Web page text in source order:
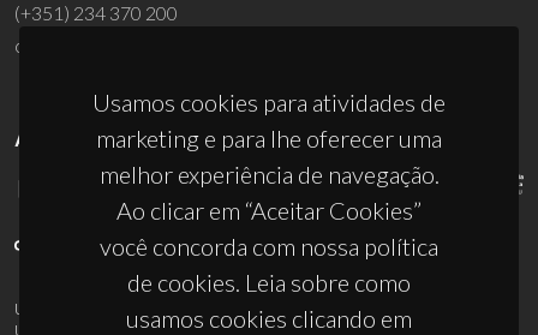
Usamos cookies para atividades de
marketing e para lhe oferecer uma
melhor experiência de navegação.
Ao clicar em “Aceitar Cookies”
você concorda com nossa política
de cookies. Leia sobre como
usamos cookies clicando em
(+351) 234 370 200
ciceco@ua.pt
APOIOS
UID/PRR/50011/2025 10.54499/UID/PRR/50011/2025